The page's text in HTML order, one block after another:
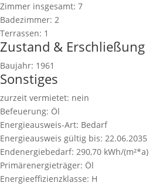
Zimmer insgesamt: 7
Badezimmer: 2
Terrassen: 1
Zustand & Erschließung
Baujahr: 1961
Sonstiges
zurzeit vermietet: nein
Befeuerung: Öl
Energieausweis-Art: Bedarf
Energieausweis gültig bis: 22.06.2035
Endenergiebedarf: 290,70 kWh/(m²*a)
Primärenergieträger: Öl
Energieeffizienzklasse: H